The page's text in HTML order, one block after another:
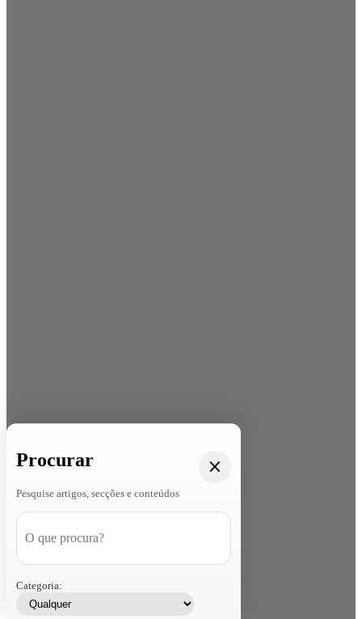
Procurar
Pesquise artigos, secções e conteúdos
Categoria: